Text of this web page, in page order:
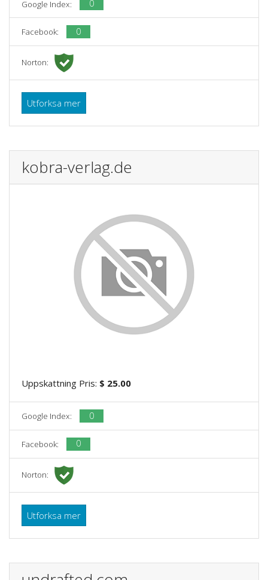
Google Index: 0
Facebook: 0
Norton:
Utforksa mer
kobra-verlag.de
Uppskattning Pris: $ 25.00
Google Index: 0
Facebook: 0
Norton:
Utforksa mer